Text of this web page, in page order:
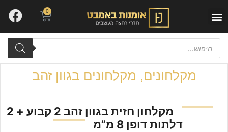
0
מקלחונים, מקלחונים בגוון זהב
מקלחון חזית בגוון זהב 2 קבוע + 2
דלתות דופן 8 מ”מ